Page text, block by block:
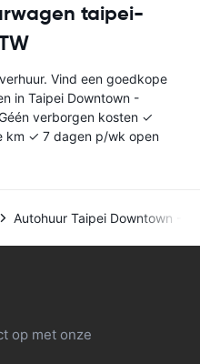
taipei-
Vind een goedkope
in Taipei Downtown -
verborgen kosten ✓
km ✓ 7 dagen p/wk open
Autohuur Taipei Downtown -
op met onze